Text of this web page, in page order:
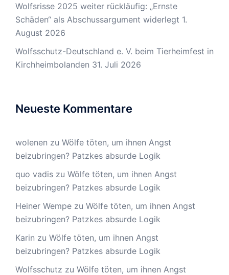
Wolfsrisse 2025 weiter rückläufig: „Ernste
Schäden“ als Abschussargument widerlegt 1.
August 2026
Wolfsschutz-Deutschland e. V. beim Tierheimfest in
Kirchheimbolanden 31. Juli 2026
Neueste Kommentare
wolenen zu Wölfe töten, um ihnen Angst
beizubringen? Patzkes absurde Logik
quo vadis zu Wölfe töten, um ihnen Angst
beizubringen? Patzkes absurde Logik
Heiner Wempe zu Wölfe töten, um ihnen Angst
beizubringen? Patzkes absurde Logik
Karin zu Wölfe töten, um ihnen Angst
beizubringen? Patzkes absurde Logik
Wolfsschutz zu Wölfe töten, um ihnen Angst